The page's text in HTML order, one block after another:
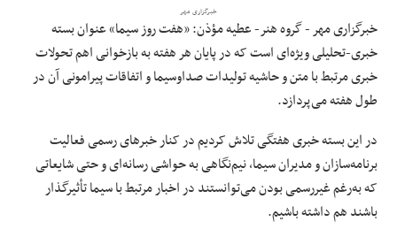
مقالات
خبرگزاری مهر
خبرگزاری مهر - گروه هنر- عطیه مؤذن:«هفت روز سیما» عنوان بسته
خبری-تحلیلی ویژه‌ای است که در پایان هر هفته به بازخوانی اهم تحولات
خبری مرتبط با متن و حاشیه تولیدات صداوسیما و اتفاقات پیرامونی آن در
طول هفته می‌پردازد.
در این بسته خبری هفتگی تلاش کردیم در کنار خبرهای رسمی فعالیت
برنامه‌سازان و مدیران سیما، نیم‌نگاهی به حواشی رسانه‌ای و حتی شایعاتی
که به‌رغم غیررسمی بودن می‌توانستند در اخبار مرتبط با سیما تأثیرگذار
باشند هم داشته باشیم.